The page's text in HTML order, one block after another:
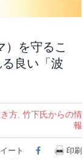
を守るこ
良い「波
方, 竹下氏からの情
報
ート Facebook
印刷